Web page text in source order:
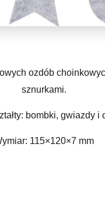
ozdób
sznurkami.
bombki, gwiazdy i
115×120×7 mm